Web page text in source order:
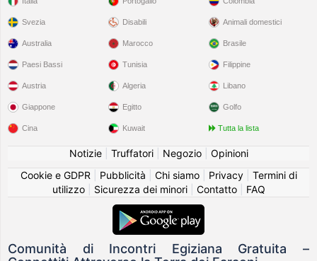
Svezia Disabili Animali domestici
Australia
Paesi Bassi
Austria
Giappone
Cina
Marocco
Tunisia
Algeria
Egitto
Kuwait
Brasile
Filippine
Libano
Golfo
Tutta la lista
Notizie| Truffatori| Negozio| Opinioni
Cookie e GDPR
Pubblicità Chi siamo| Privacy| Termini di
utilizzo| Sicurezza dei minori| Contatto| FAQ
Comunità di Incontri Egiziana Gratuita –